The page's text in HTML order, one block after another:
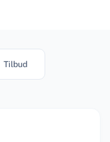
Tilbud